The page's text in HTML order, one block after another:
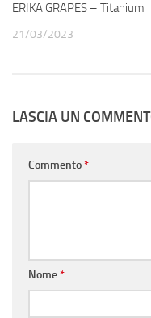
ERIKA GRAPES – Titanium
21/03/2023
LASCIA UN
Commento*
Nome*